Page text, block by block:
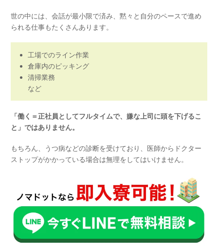
世の中には、会話が最小限で済み、黙々と自分のペースで進め
られる仕事もたくさんあります。
工場でのライン作業
倉庫内のピッキング
清掃業務
など
「働く＝正社員としてフルタイムで、嫌な上司に頭を下げるこ
と」ではありません。
もちろん、うつ病などの診断を受けており、医師からドクター
ストップがかかっている場合は無理をしてはいけません。